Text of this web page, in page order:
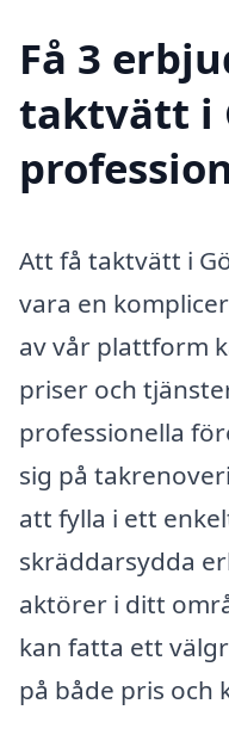
Få 3
taktvätt i
Att få taktvätt i
vara en
av vår plattform
priser och
professionella
sig på
att fylla i ett
skräddarsydda
aktörer i ditt
kan fatta ett
på både pris och